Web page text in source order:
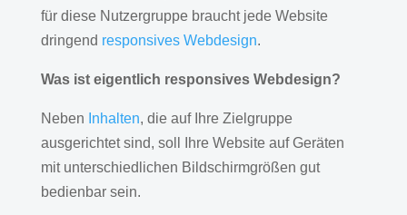
für diese Nutzergruppe braucht jede Website
dringend responsives Webdesign.
Was ist eigentlich responsives Webdesign?
Neben Inhalten, die auf Ihre Zielgruppe
ausgerichtet sind, soll Ihre Website auf Geräten
mit unterschiedlichen Bildschirmgrößen gut
bedienbar sein.